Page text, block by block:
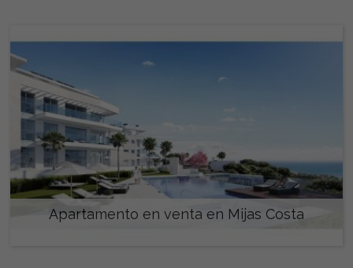
Apartamento en venta en Mijas Costa